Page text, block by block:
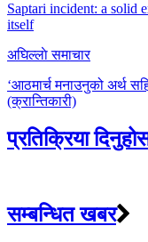
navigation
Saptari incident: a solid
itself
अघिल्लाे समाचार
‘आठमार्च मनाउनुको अर्थ
(क्रान्तिकारी)
प्रतिक्रिया
सम्बन्धित खबर